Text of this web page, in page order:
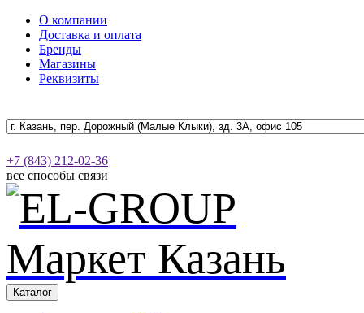
О компании
Доставка и оплата
Бренды
Магазины
Реквизиты
+7 (843) 212-02-36
все способы связи
Каталог